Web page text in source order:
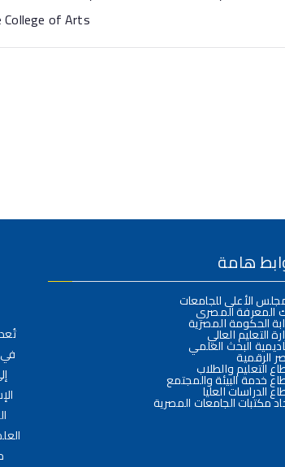
College of Arts
في
هامة
الأعلى للجامعات
المعرفة المصري
الحكومة المصرية
التعليم العالي
البحث العلمي
الرقمية
التعليم والطلاب
خدمة البيئة والمجتمع
الدراسات العليا
مكتبات الجامعات المصرية